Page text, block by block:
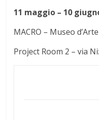
11 maggio – 10
MACRO – Museo
Project Room 2 – via